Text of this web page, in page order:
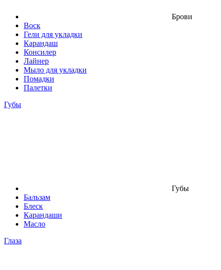
Брови
Воск
Гели для укладки
Карандаш
Консилер
Лайнер
Мыло для укладки
Помадки
Палетки
Губы
Губы
Бальзам
Блеск
Карандаши
Масло
Глаза